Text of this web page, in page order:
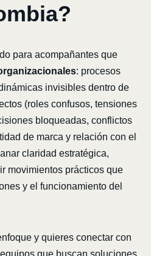
para acompañantes que
: procesos
invisibles dentro de
(roles confusos, tensiones
bloqueadas, conflictos
de marca y relación con el
claridad estratégica,
movimientos prácticos que
y el funcionamiento del
y quieres conectar con
que buscan soluciones